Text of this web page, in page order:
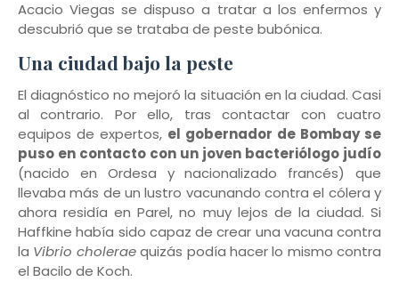
Acacio Viegas se dispuso a tratar a los enfermos y
descubrió que se trataba de peste bubónica.
Una ciudad bajo la peste
El diagnóstico no mejoró la situación en la ciudad. Casi
al contrario. Por ello, tras contactar con cuatro
equipos de expertos, el gobernador de Bombay se
puso en contacto con un joven bacteriólogo judío
(nacido en Ordesa y nacionalizado francés) que
llevaba más de un lustro vacunando contra el cólera y
ahora residía en Parel, no muy lejos de la ciudad. Si
Haffkine había sido capaz de crear una vacuna contra
la Vibrio choleraequizás podía hacer lo mismo contra
el Bacilo de Koch.